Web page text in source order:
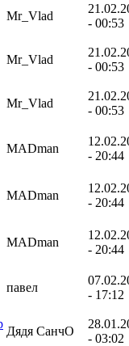
Mr_Vlad
- 00:53
Mr_Vlad
- 00:53
Mr_Vlad
- 00:53
MADman
- 20:44
MADman
- 20:44
MADman
- 20:44
павел
- 17:12
Дядя СанчО
- 03:02